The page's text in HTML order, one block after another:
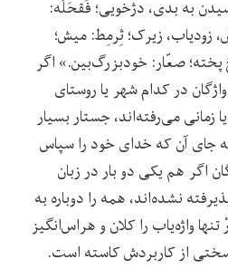
به بدی، دژخویی؛ فَقحَلَه:
زودیاب، زیرک؛ ثِرمِط: میش؛
صعّار: خودبزرگ‌بین.» اگر
در کدام شهر یا روستای
زمانی می‌رفته‌اند، جستار بسیار
جای آن که خدای خود را سپاس
اگر هم یکی دو بار در زبان
نشده‌اند، همه را دوباره به
واژه‌یاب را کلان و هراس‌انگیز
از کاربردش کاسته است.